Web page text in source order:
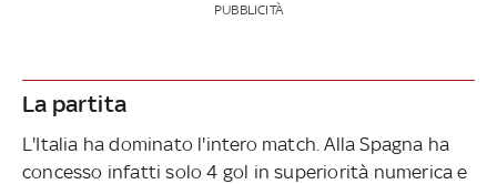
PUBBLICITÀ
La partita
L'Italia ha dominato l'intero match. Alla Spagna ha
concesso infatti solo 4 gol in superiorità numerica e